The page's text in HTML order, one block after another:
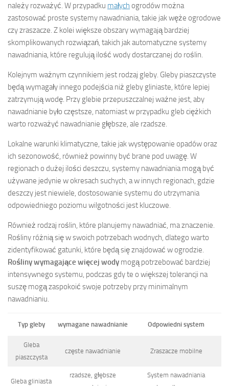
należy rozważyć. W przypadku małych ogrodów można
zastosować proste systemy nawadniania, takie jak węże ogrodowe
czy zraszacze. Z kolei większe obszary wymagają bardziej
skomplikowanych rozwiązań, takich jak automatyczne systemy
nawadniania, które regulują ilość wody dostarczanej do roślin.
Kolejnym ważnym czynnikiem jest rodzaj gleby. Gleby piaszczyste
będą wymagały innego podejścia niż gleby gliniaste, które lepiej
zatrzymują wodę. Przy glebie przepuszczalnej ważne jest, aby
nawadnianie było częstsze, natomiast w przypadku gleb ciężkich
warto rozważyć nawadnianie głębsze, ale rzadsze.
Lokalne warunki klimatyczne, takie jak występowanie opadów oraz
ich sezonowość, również powinny być brane pod uwagę. W
regionach o dużej ilości deszczu, systemy nawadniania mogą być
używane jedynie w okresach suchych, a w innych regionach, gdzie
deszczy jest niewiele, dostosowanie systemu do utrzymania
odpowiedniego poziomu wilgotności jest kluczowe.
Również rodzaj roślin, które planujemy nawadniać, ma znaczenie.
Rośliny różnią się w swoich potrzebach wodnych, dlatego warto
zidentyfikować gatunki, które będą się znajdować w ogrodzie.
Rośliny wymagające więcej wody mogą potrzebować bardziej
intensywnego systemu, podczas gdy te o większej tolerancji na
suszę mogą zaspokoić swoje potrzeby przy minimalnym
nawadnianiu.
Typ gleby wymagane nawadnianie Odpowiedni system
Gleba
piaszczysta
częste nawadnianie Zraszacze mobilne
Gleba gliniasta
rzadsze, głębsze
System nawadniania